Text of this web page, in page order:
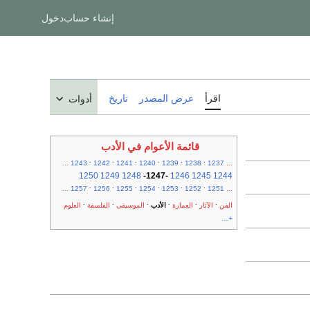
إنشاء حسابدخول
اقرأ عرض المصدر تاريخ أدوات
قائمة الأعوام في الأدب
...
1237
1238
1239
1240
1241
1242
1243
...
1244
1245
1246
-
1247
-
1248
1249
1250
...
1251
1252
1253
1254
1255
1256
1257
...
الفن الآثار العمارة الأدب الموسيقى الفلسفة
العلوم
+...